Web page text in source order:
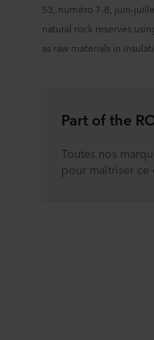
53, numéro 7-8, juin-
natural rock reserves
as raw materials in
Part of the
Toutes nos
pour maîtriser ce